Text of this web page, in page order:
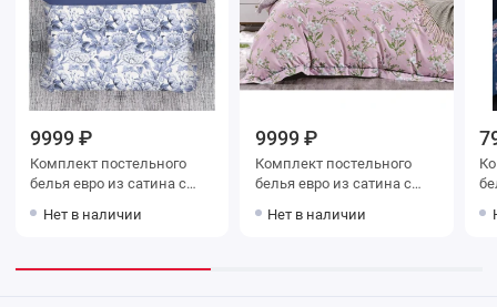
9999 ₽
Комплект постельного
белья евро из сатина с
с наволочками 70х70 2 шт
Нет в наличии
9999 ₽
Комплект постельного
белья евро из сатина с
с наволочками 70х70 2 шт
Нет в наличии
белья